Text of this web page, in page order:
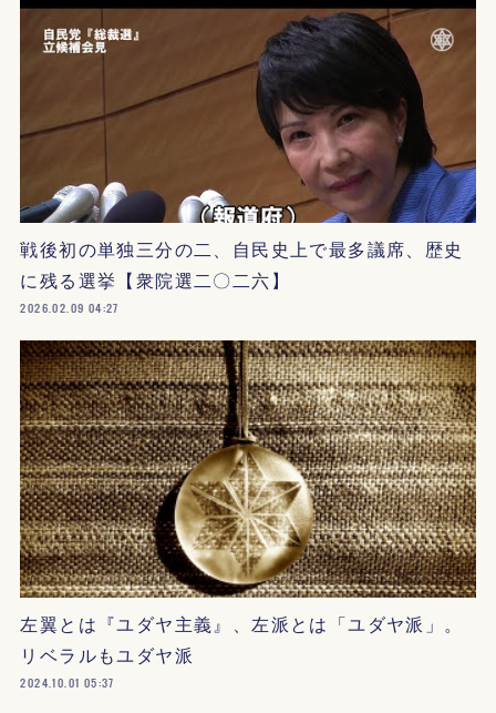
戦後初の単独三分の二、自民史上で最多議席、歴史
に残る選挙【衆院選二〇二六】
2026.02.09 04:27
左翼とは『ユダヤ主義』、左派とは「ユダヤ派」。
リベラルもユダヤ派
2024.10.01 05:37